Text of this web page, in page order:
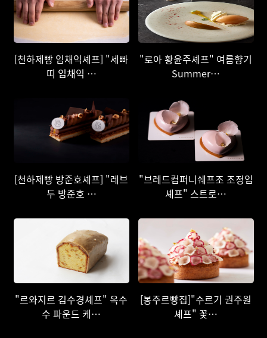
[천하제빵 임채익셰프] "세빠
띠 임채익 …
"로아 황윤주셰프" 여름향기
Summer…
[천하제빵 방준호셰프] "레브
두 방준호 …
"브레드컴퍼니쉐프조 조정임
셰프" 스트로…
"르와지르 김수경셰프" 옥수
수 파운드 케…
[봉주르빵집]"수르기 권주원
셰프" 꽃…